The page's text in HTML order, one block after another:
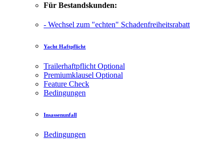
Für Bestandskunden:
- Wechsel zum "echten" Schadenfreiheitsrabatt
Yacht Haftpflicht
Trailerhaftpflicht Optional
Premiumklausel Optional
Feature Check
Bedingungen
Insassenunfall
Bedingungen